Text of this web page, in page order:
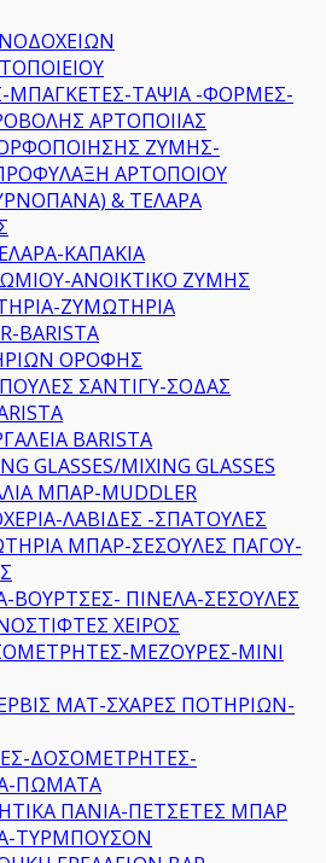
ΜΠΑΓΚΕΤΕΣ-ΤΑΨΙΑ -ΦΟΡΜΕΣ-
ΑΡΤΟΠΟΙΙΑΣ
ΖΥΜΗΣ-
ΑΡΤΟΠΟΙΟΥ
& ΤΕΛΑΡΑ
ΚΑΠΑΚΙΑ
ΑΝΟΙΚΤΙΚΟ ΖΥΜΗΣ
ΖΥΜΩΤΗΡΙΑ
BARISTA
ΟΡΟΦΗΣ
ΣΑΝΤΙΓΥ-ΣΟΔΑΣ
BARISTA
GLASSES/MIXING GLASSES
ΜΠΑΡ-MUDDLER
ΛΑΒΙΔΕΣ -ΣΠΑΤΟΥΛΕΣ
ΜΠΑΡ-ΣΕΣΟΥΛΕΣ ΠΑΓΟΥ-
ΒΟΥΡΤΣΕΣ- ΠΙΝΕΛΑ-ΣΕΣΟΥΛΕΣ
ΧΕΙΡΟΣ
ΜΕΖΟΥΡΕΣ-ΜΙΝΙ
ΜΑΤ-ΣΧΑΡΕΣ ΠΟΤΗΡΙΩΝ-
ΔΟΣΟΜΕΤΡΗΤΕΣ-
ΠΩΜΑΤΑ
ΠΑΝΙΑ-ΠΕΤΣΕΤΕΣ ΜΠΑΡ
ΤΥΡΜΠΟΥΣΟΝ